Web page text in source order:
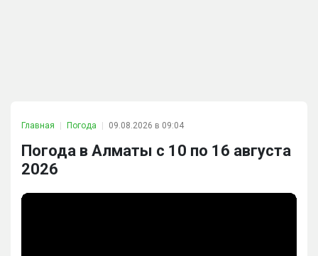
Главная Погода 09.08.2026 в 09:04
Погода в Алматы с 10 по 16 августа
2026